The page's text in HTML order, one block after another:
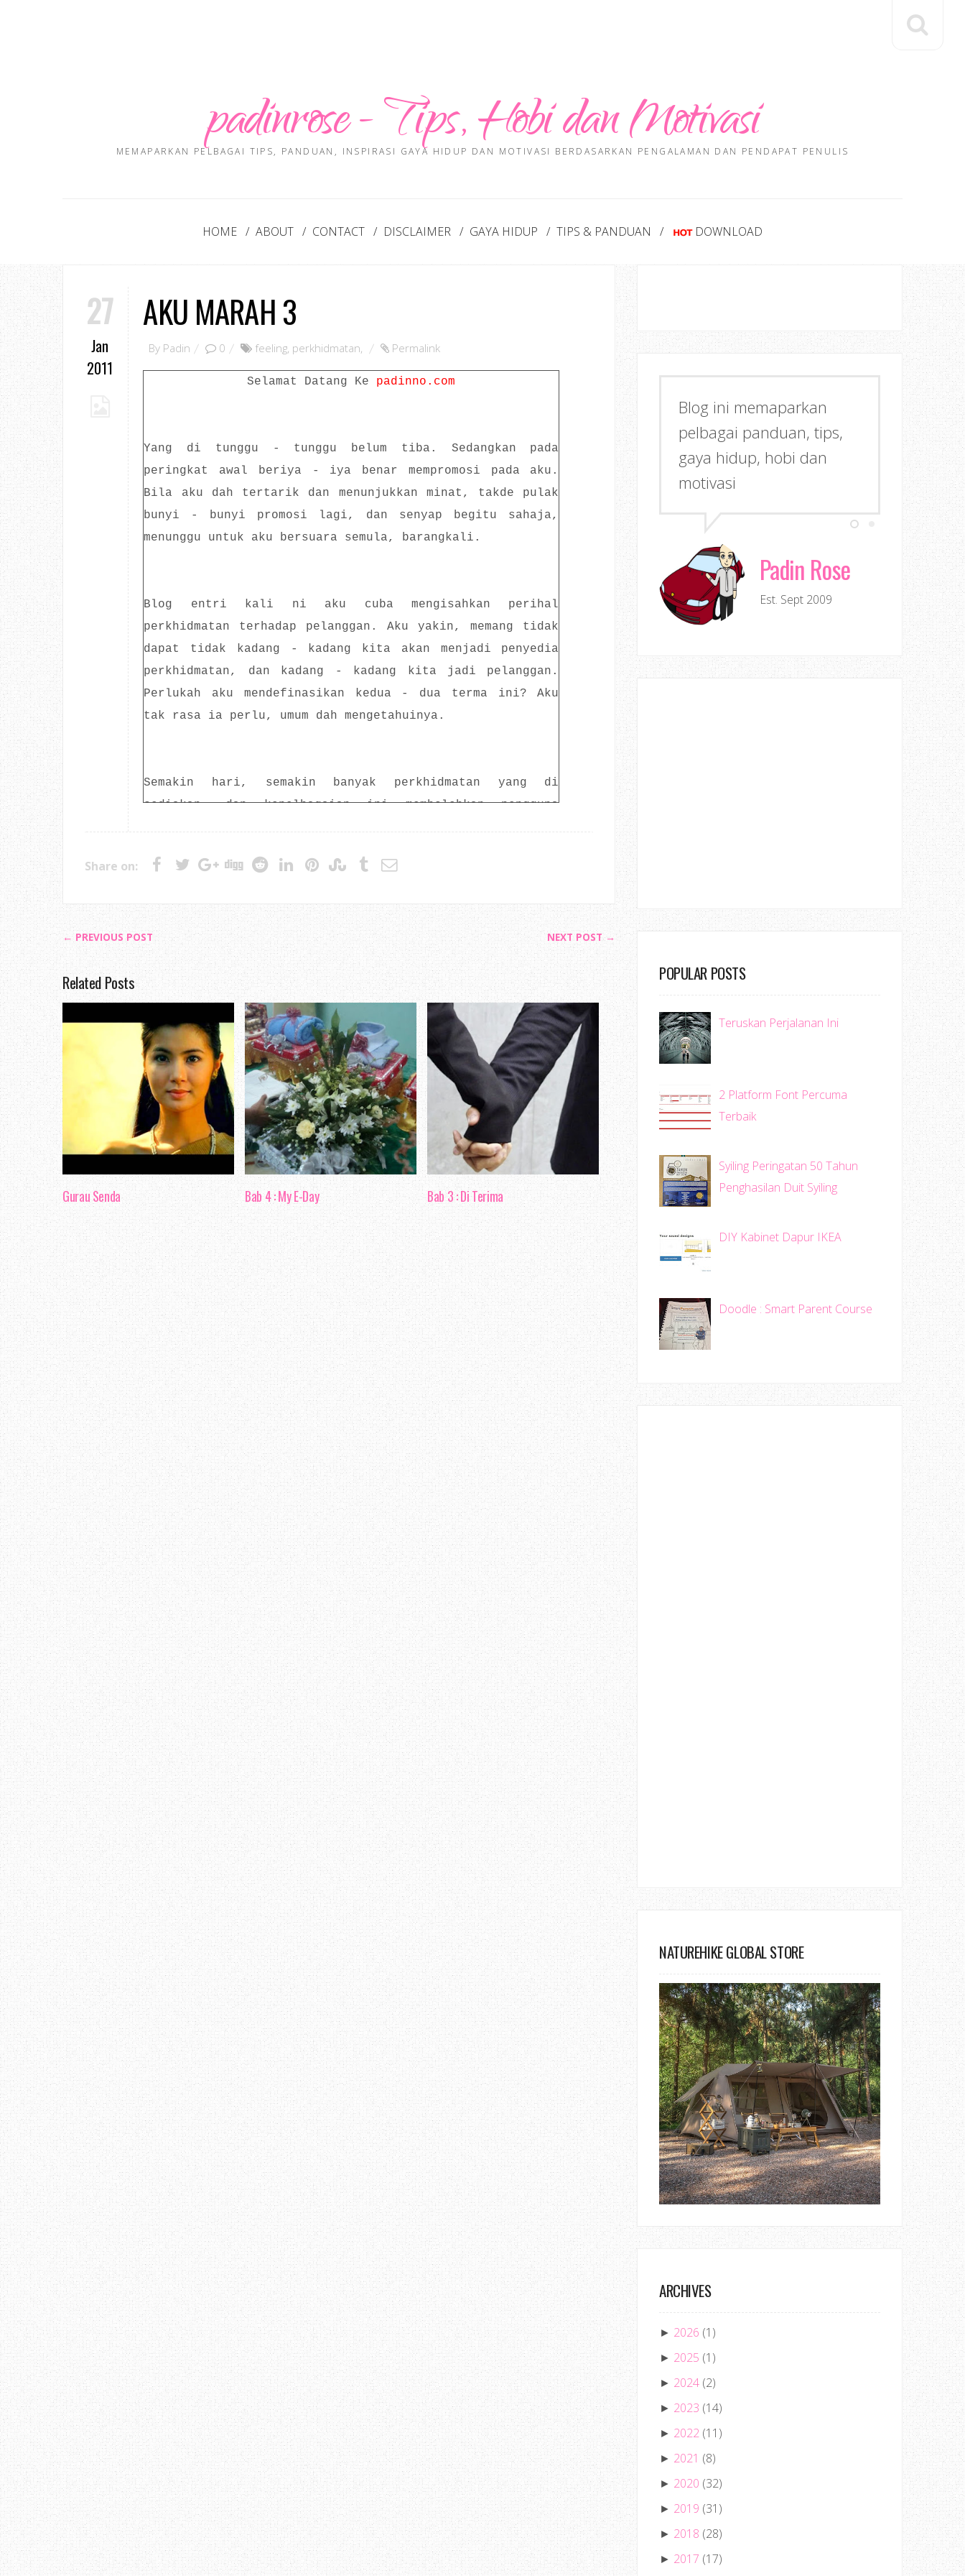
padinrose - Tips, Hobi dan Motivasi
MEMAPARKAN PELBAGAI TIPS, PANDUAN, INSPIRASI GAYA HIDUP DAN MOTIVASI BERDASARKAN PENGALAMAN DAN PENDAPAT PENULIS
HOME ABOUT CONTACT DISCLAIMER GAYA HIDUP TIPS & PANDUAN DOWNLOAD
27
Jan
2011
AKU MARAH 3
By Padin 0 feeling, perkhidmatan, Permalink
Selamat Datang Ke padinno.com
Yang di tunggu - tunggu belum tiba. Sedangkan pada
peringkat awal beriya - iya benar mempromosi pada aku.
Bila aku dah tertarik dan menunjukkan minat, takde pulak
bunyi - bunyi promosi lagi, dan senyap begitu sahaja,
menunggu untuk aku bersuara semula, barangkali.
Blog entri kali ni aku cuba mengisahkan perihal
perkhidmatan terhadap pelanggan. Aku yakin, memang tidak
dapat tidak kadang - kadang kita akan menjadi penyedia
perkhidmatan, dan kadang - kadang kita jadi pelanggan.
Perlukah aku mendefinasikan kedua - dua terma ini? Aku
tak rasa ia perlu, umum dah mengetahuinya.
Semakin hari, semakin banyak perkhidmatan yang di
sediakan, dan kepelbagaian ini membolehkan pengguna
pusu ke pejabat pos untuk membuat pelbagai urusan,
Banyak urusan yang perlu di tinggalkan kerana terpaksa
menempuh kesesakan lalulintas, beratur lama menunggu
giliran dan lain - lain hal. Tambah menyedihkan, golongan
usia emas juga turut beratur lama, semata - mata tidak
mahu hilang giliran. Itu hal dulu. Masakini mungkin gaya
hidup sedikit berubah, mana yang mampu boleh menggunakan
perkhidmatan jalur lebar, dan semua urusan di hujung
jari.
Apa yang di harapkan kepelbagaian perkhidmatan ini
membolehkan pelbagai urusan boleh di lakukan dengan
mudah. Tapi, kadangkala harapan tinggal harapan je. Bak
kata pepatah, indah khabar dari rupa. Di sini, aku ingin
berkongsi pendapat aku tentang beberapa perkara yang aku
rasa perkhidmatannya belum boleh di klasifikasikan
sebagai yang terbaik.
Pejabat Pos. Umum, pejabat pos ni memang popular.
Pelbagai urusan boleh di lakukan di pejabat pos. Awal
bulan Januari, aku ingin memperbaharui insurans dan cukai
jalan di pejabat pos, disebabkan masa rehat singkat, maka
pejabat pos adalah tempat yang paling hampir. Tetapi,
menjadi hampa apabila setelah hampir 1 jam menunggu
giliran, insurans tak boleh di perbaharui, abis kouta
untuk hari tersebut.
Antara dialog yang aku lepaskan pada pegawai kaunter
seperti berikut :
"Macamana kaunter pejabat pos ada 4, tapi 2 je yang
bukak? Waktu tengahari ni waktu puncak, orang keluar
berehat dan guna kesempatan untuk urusan macam ni, jadi
kenapa ada 2 kaunter kosong? Memang lambat lah jadinya!"
Pegawai 1 terdiam. Aku sambung, "Macamana 3 orang yang
berbeza ada satu nombor giliran yang sama? Orang yang
datang lambat dari saya masih boleh berurusan lagi cepat
dari saya? Kalau macam ni, datang pukul 9 pun belum tentu
boleh renew!!!"
Pegawai 1 menjawab "Saya buat kerja,mana nak nampak orang
tu potong barisan".. "Abes, kenapa buat nombor giliran
kalau sesiapa je boleh masuk potong line? @!#$$^&&!!!!!
Lain kali saya masuk je sini, saya terus ke kaunter,
boleh ?!!"
Masa tu orang yang ada dalam pejabat pos tu, semua
tertumpu pada aku. Nak pikir malu, ah apa yang nak di
malukan, diorang bukan kenal aku. Tiba - tiba, pegawai 2
bersuara, "encik, kalau tak suka, encik boleh pergi
tempat lain yang encik rasa selesa, kami tak dapat layan
pelanggan macam encik"
"Kalau tak dapat layan pelanggan, tak dapat penuhi urusan
pelanggan, jangan buat perkhidmatan lah!Tutup saja
pejabat pos nih.." dan aku terus beredar, tiada guna aku
Share on:
← PREVIOUS POST NEXT POST →
Related Posts
Gurau Senda Bab 4 : My E-Day Bab 3 : Di Terima
Blog ini memaparkan
pelbagai panduan, tips,
gaya hidup, hobi dan
motivasi
Padin Rose
Est. Sept 2009
POPULAR POSTS
Teruskan Perjalanan Ini
2 Platform Font Percuma
Terbaik
Syiling Peringatan 50 Tahun
Penghasilan Duit Syiling
DIY Kabinet Dapur IKEA
Doodle : Smart Parent Course
NATUREHIKE GLOBAL STORE
ARCHIVES
► 2026 (1)
► 2025 (1)
► 2024 (2)
► 2023 (14)
► 2022 (11)
► 2021 (8)
► 2020 (32)
► 2019 (31)
► 2018 (28)
► 2017 (17)